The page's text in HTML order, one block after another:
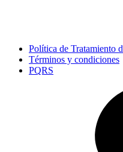
Política de Tratamiento
Términos y condiciones
PQRS